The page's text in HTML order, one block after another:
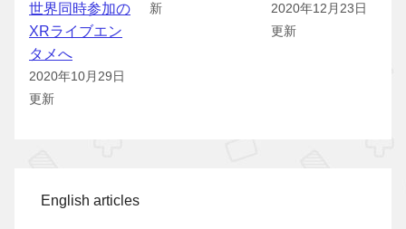
世界同時参加の
XRライブエン
タメへ
2020年10月29日
更新
新
2020年12月23日
更新
English articles